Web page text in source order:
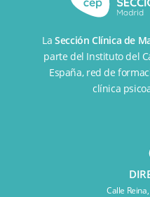
LaSección Clínica de
parte del Instituto del
España, red de
clínica
Calle